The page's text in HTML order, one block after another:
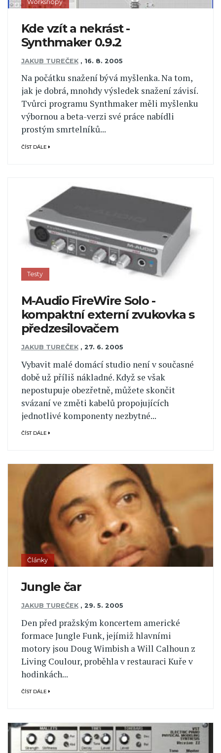
Workshopy
Kde vzít a nekrást -
Synthmaker 0.9.2
JAKUB TUREČEK , 16. 8. 2005
Na počátku snažení bývá myšlenka. Na tom,
jak je dobrá, mnohdy výsledek snažení závisí.
Tvůrci programu Synthmaker měli myšlenku
výbornou a beta-verzi své práce nabídli
prostým smrtelníků...
ČÍST DÁLE
Testy
M-Audio FireWire Solo -
kompaktní externí zvukovka s
předzesilovačem
JAKUB TUREČEK , 27. 6. 2005
Vybavit malé domácí studio není v současné
době už příliš nákladné. Když se však
nepostupuje obezřetně, můžete skončit
svázaní ve změti kabelů propojujících
jednotlivé komponenty nezbytné...
ČÍST DÁLE
Články
Jungle čar
JAKUB TUREČEK , 29. 5. 2005
Den před pražským koncertem americké
formace Jungle Funk, jejímiž hlavními
motory jsou Doug Wimbish a Will Calhoun z
Living Coulour, proběhla v restauraci Kuře v
hodinkách...
ČÍST DÁLE